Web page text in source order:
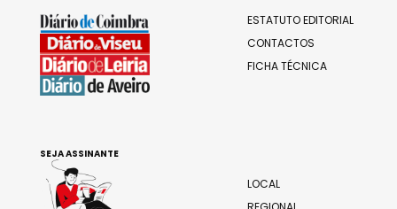
ESTATUTO EDITORIAL
CONTACTOS
FICHA TÉCNICA
LOCAL
SEJA ASSINANTE